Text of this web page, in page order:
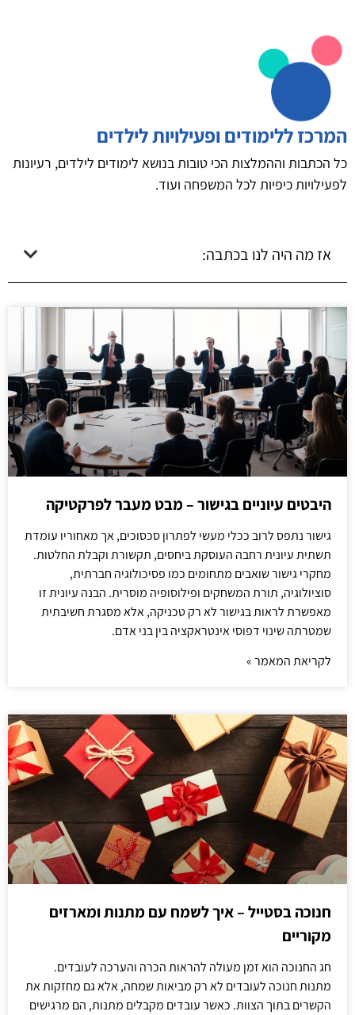
המרכז ללימודים ופעילויות לילדים
כל הכתבות וההמלצות הכי טובות בנושא לימודים לילדים, רעיונות
לפעילויות כיפיות לכל המשפחה ועוד.
אז מה היה לנו בכתבה:
היבטים עיוניים בגישור – מבט מעבר לפרקטיקה
גישור נתפס לרוב ככלי מעשי לפתרון סכסוכים, אך מאחוריו עומדת
תשתית עיונית רחבה העוסקת ביחסים, תקשורת וקבלת החלטות.
מחקרי גישור שואבים מתחומים כמו פסיכולוגיה חברתית,
סוציולוגיה, תורת המשחקים ופילוסופיה מוסרית. הבנה עיונית זו
מאפשרת לראות בגישור לא רק טכניקה, אלא מסגרת חשיבתית
שמטרתה שינוי דפוסי אינטראקציה בין בני אדם.
לקריאת המאמר »
חנוכה בסטייל – איך לשמח עם מתנות ומארזים
מקוריים
חג החנוכה הוא זמן מעולה להראות הכרה והערכה לעובדים.
מתנות חנוכה לעובדים לא רק מביאות שמחה, אלא גם מחזקות את
הקשרים בתוך הצוות. כאשר עובדים מקבלים מתנות, הם מרגישים